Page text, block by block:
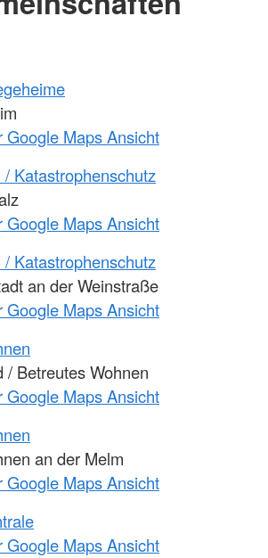
Google Maps Ansicht
Katastrophenschutz
Google Maps Ansicht
Katastrophenschutz
an der Weinstraße
Google Maps Ansicht
/ Betreutes Wohnen
Google Maps Ansicht
an der Melm
Google Maps Ansicht
Google Maps Ansicht